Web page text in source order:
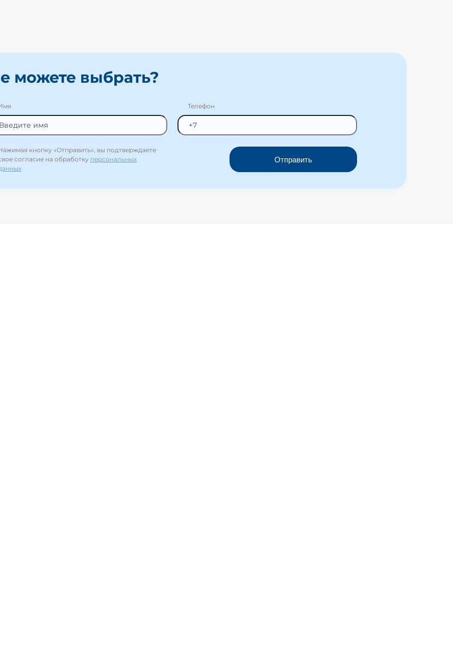
можете выбрать?
Телефон
кнопку «Отправить», вы подтверждаете
согласие на обработку персональных
Отправить